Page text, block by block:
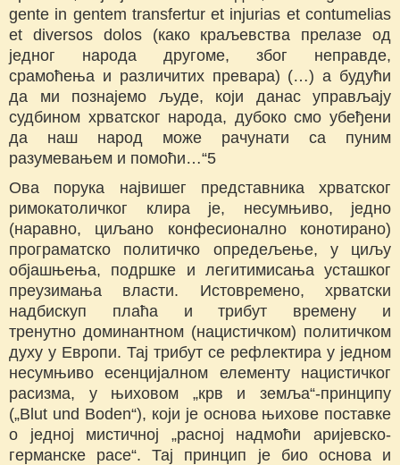
gente in gentem transfertur et injurias et contumelias
et diversos dolos (како краљевства прелазе од
једног народа другоме, због неправде,
срамоћења и различитих превара) (…) а будући
да ми познајемо људе, који данас управљају
судбином хрватског народа, дубоко смо убеђени
да наш народ може рачунати са пуним
разумевањем и помоћи…“5
Ова порука највишег представника хрватског
римокатоличког клира је, несумњиво, једно
(наравно, циљано конфесионално конотирано)
програматско политичко опредељење, у циљу
објашњења, подршке и легитимисања усташког
преузимања власти. Истовремено, хрватски
надбискуп плаћа и трибут времену и
тренутно доминантном (нацистичком) политичком
духу у Европи. Тај трибут се рефлектира у једном
несумњиво есенцијалном елементу нацистичког
расизма, у њиховом „крв и земља“-принципу
(„Blut und Boden“), који је основа њихове поставке
о једној мистичној „расној надмоћи аријевско-
германске расе“. Тај принцип је био основа и